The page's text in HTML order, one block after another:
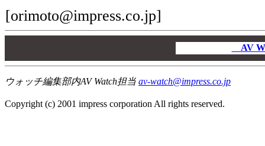
[orimoto@impress.co.jp]
AV
ウォッチ編集部内AV Watch担当 av-watch@impress.co.jp
Copyright (c) 2001 impress corporation All rights reserved.